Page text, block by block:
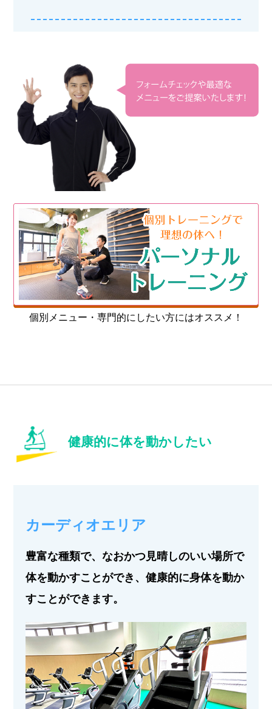
個別メニュー・専門的にしたい方にはオススメ！
健康的に体を動かしたい
カーディオエリア
豊富な種類で、なおかつ見晴しのいい場所で
体を動かすことができ、健康的に身体を動か
すことができます。